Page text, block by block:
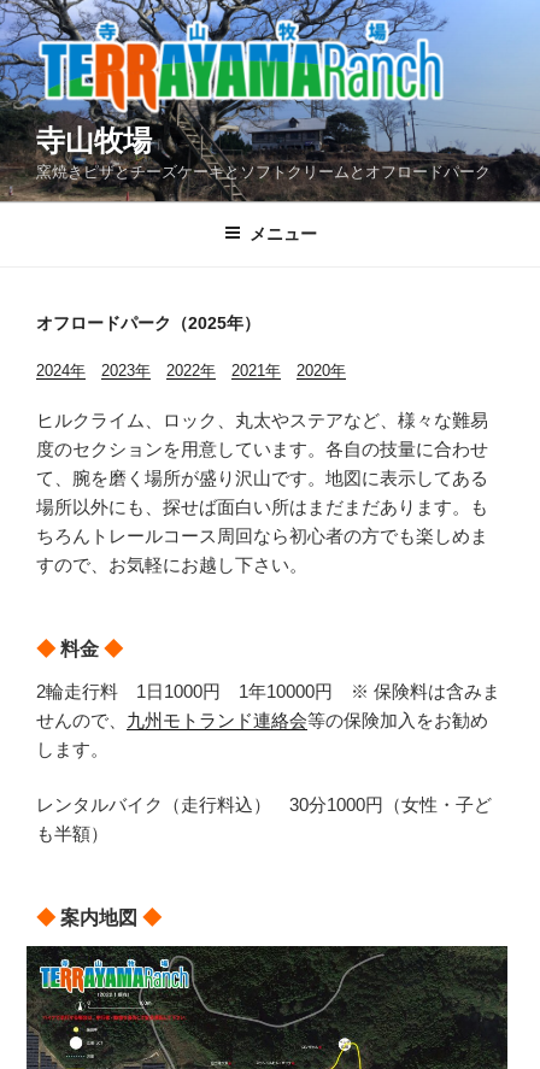
コ
ン
テ
ン
ツ
へ
ス
寺山牧場
窯焼きピザとチーズケーキとソフトクリームとオフロードパーク
メニュー
オフロードパーク（2025年）
2024年 2023年 2022年 2021年 2020年
ヒルクライム、ロック、丸太やステアなど、様々な難易
度のセクションを用意しています。各自の技量に合わせ
て、腕を磨く場所が盛り沢山です。地図に表示してある
場所以外にも、探せば面白い所はまだまだあります。も
ちろんトレールコース周回なら初心者の方でも楽しめま
すので、お気軽にお越し下さい。
◆ 料金 ◆
2輪走行料 1日1000円 1年10000円 ※ 保険料は含みま
せんので、 九州モトランド連絡会等の保険加入をお勧め
します。
レンタルバイク（走行料込） 30分1000円（女性・子ど
も半額）
◆ 案内地図 ◆